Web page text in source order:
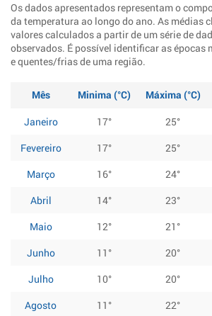
Os dados apresentados representam o
da temperatura ao longo do ano. As médias
valores calculados a partir de um série de
observados. É possível identificar as épocas
e quentes/frias de uma região.
Mês Minima (°C) Máxima (°C)
Janeiro
17° 25°
Fevereiro
17° 25°
Março
16° 24°
Abril
14° 23°
Maio
12° 21°
Junho
11° 20°
Julho
10° 20°
Agosto
11° 22°